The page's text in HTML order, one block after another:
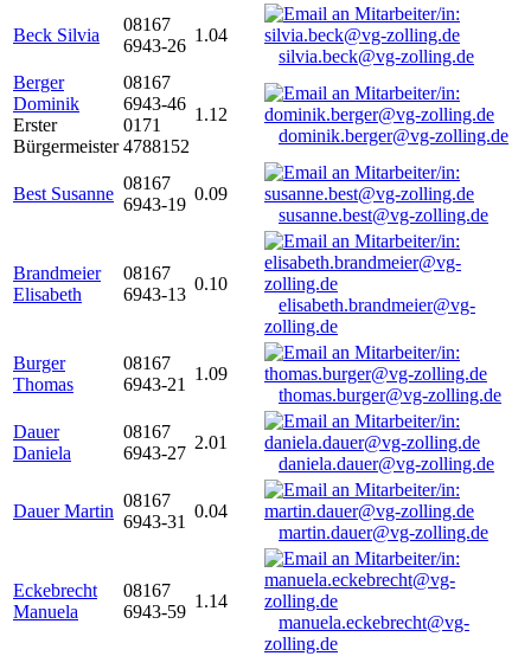
Beck Silvia
08167
6943-26
1.04
silvia.beck@vg-zolling.de
Berger
Dominik
Erster
Bürgermeister
08167
6943-46
0171
4788152
1.12
dominik.berger@vg-zolling.de
Best Susanne
08167
6943-19
0.09
susanne.best@vg-zolling.de
Brandmeier
Elisabeth
08167
6943-13
0.10
elisabeth.brandmeier@vg-
zolling.de
Burger
Thomas
08167
6943-21
1.09
thomas.burger@vg-zolling.de
Dauer
Daniela
08167
6943-27
2.01
daniela.dauer@vg-zolling.de
Dauer Martin
08167
6943-31
0.04
martin.dauer@vg-zolling.de
Eckebrecht
Manuela
08167
6943-59
1.14
manuela.eckebrecht@vg-
zolling.de